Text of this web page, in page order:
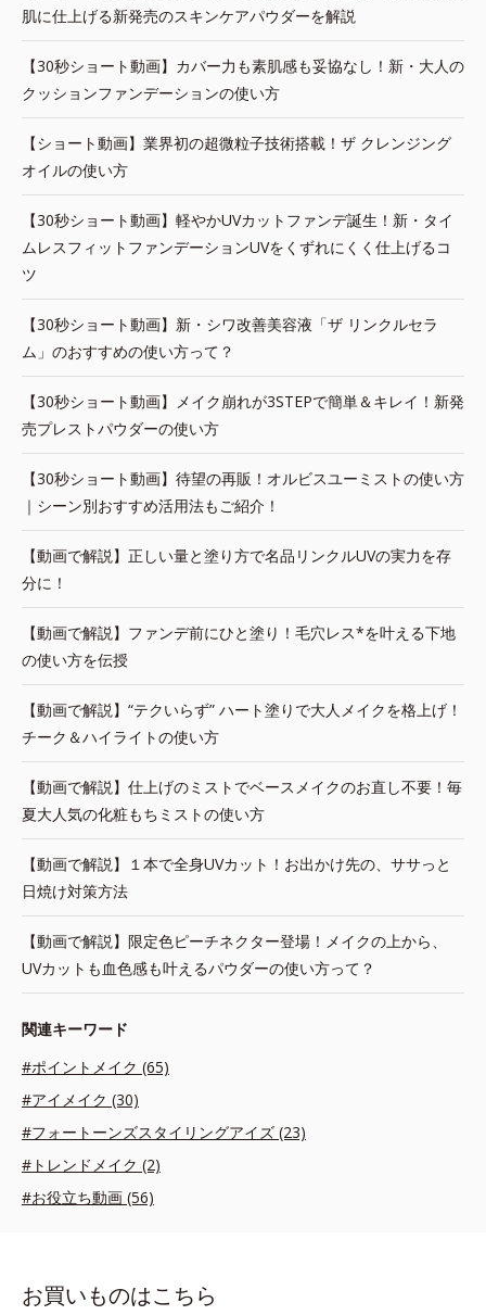
肌に仕上げる新発売のスキンケアパウダーを解説
【30秒ショート動画】カバー力も素肌感も妥協なし！新・大人の
クッションファンデーションの使い方
【ショート動画】業界初の超微粒子技術搭載！ザ クレンジング
オイルの使い方
【30秒ショート動画】軽やかUVカットファンデ誕生！新・タイ
ムレスフィットファンデーションUVをくずれにくく仕上げるコ
ツ
【30秒ショート動画】新・シワ改善美容液「ザ リンクルセラ
ム」のおすすめの使い方って？
【30秒ショート動画】メイク崩れが3STEPで簡単＆キレイ！新発
売プレストパウダーの使い方
【30秒ショート動画】待望の再販！オルビスユーミストの使い方
｜シーン別おすすめ活用法もご紹介！
【動画で解説】正しい量と塗り方で名品リンクルUVの実力を存
分に！
【動画で解説】ファンデ前にひと塗り！毛穴レス*を叶える下地
の使い方を伝授
【動画で解説】“テクいらず” ハート塗りで大人メイクを格上げ！
チーク＆ハイライトの使い方
【動画で解説】仕上げのミストでベースメイクのお直し不要！毎
夏大人気の化粧もちミストの使い方
【動画で解説】１本で全身UVカット！お出かけ先の、ササっと
日焼け対策方法
【動画で解説】限定色ピーチネクター登場！メイクの上から、
UVカットも血色感も叶えるパウダーの使い方って？
関連キーワード
#ポイントメイク (65)
#アイメイク (30)
#フォートーンズスタイリングアイズ (23)
#トレンドメイク (2)
#お役立ち動画 (56)
お買いものはこちら